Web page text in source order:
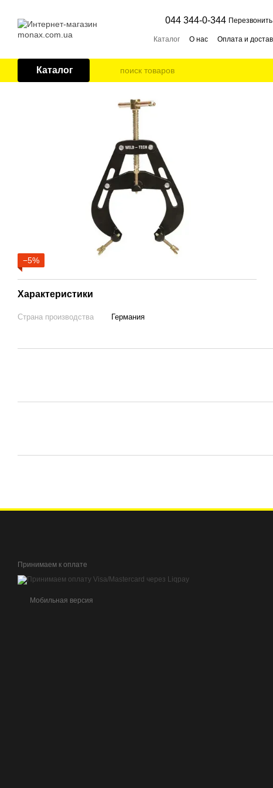
044 344-0-344
Каталог О нас Оплата и
Каталог
−5%
Характеристики
Страна производства Германия
Принимаем к оплате
Мобильная версия